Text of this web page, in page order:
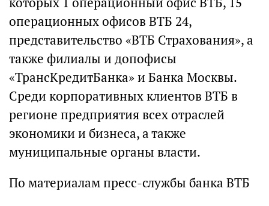
операционных офисов ВТБ 24,
представительство «ВТБ Страхования», а
также филиалы и допофисы
«ТрансКредитБанка» и Банка Москвы.
Среди корпоративных клиентов ВТБ в
регионе предприятия всех отраслей
экономики и бизнеса, а также
муниципальные органы власти.
По материалам пресс-службы банка ВТБ